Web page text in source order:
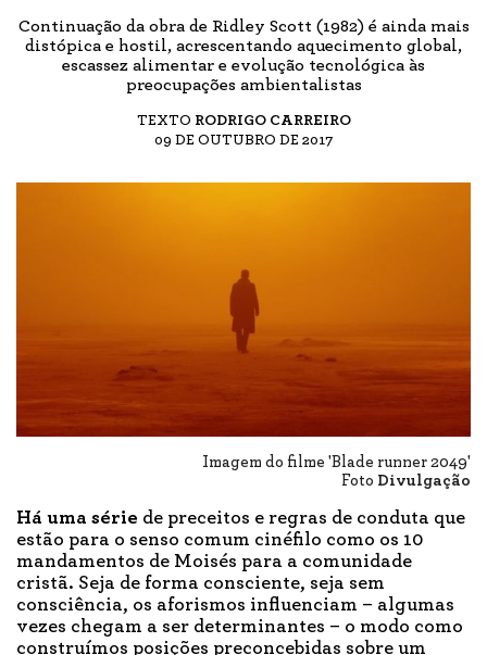
Continuação da obra de Ridley Scott (1982) é ainda mais
distópica e hostil, acrescentando aquecimento global,
escassez alimentar e evolução tecnológica às
preocupações ambientalistas
TEXTO RODRIGO CARREIRO
09 DE OUTUBRO DE 2017
Imagem do filme 'Blade runner 2049'
Foto Divulgação
Há uma série de preceitos e regras de conduta que
estão para o senso comum cinéfilo como os 10
mandamentos de Moisés para a comunidade
cristã. Seja de forma consciente, seja sem
consciência, os aforismos influenciam – algumas
vezes chegam a ser determinantes – o modo como
construímos posições preconcebidas sobre um